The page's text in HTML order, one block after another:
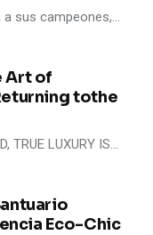
sus campeones,…
Art of
tothe
TRUE LUXURY IS…
Eco-Chic